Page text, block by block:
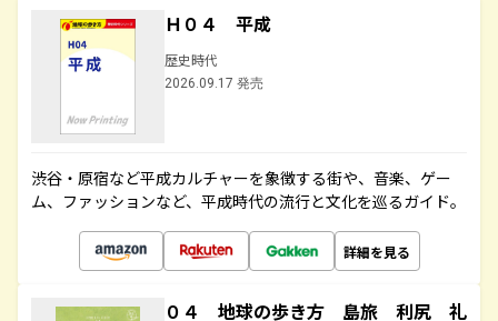
Ｈ０４ 平成
歴史時代
2026.09.17 発売
渋谷・原宿など平成カルチャーを象徴する街や、音楽、ゲー
ム、ファッションなど、平成時代の流行と文化を巡るガイド。
詳細を見る
０４ 地球の歩き方 島旅 利尻 礼